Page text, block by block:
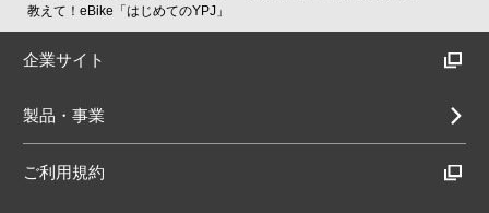
教えて！eBike「はじめてのYPJ」
企業サイト
製品・事業
ご利用規約